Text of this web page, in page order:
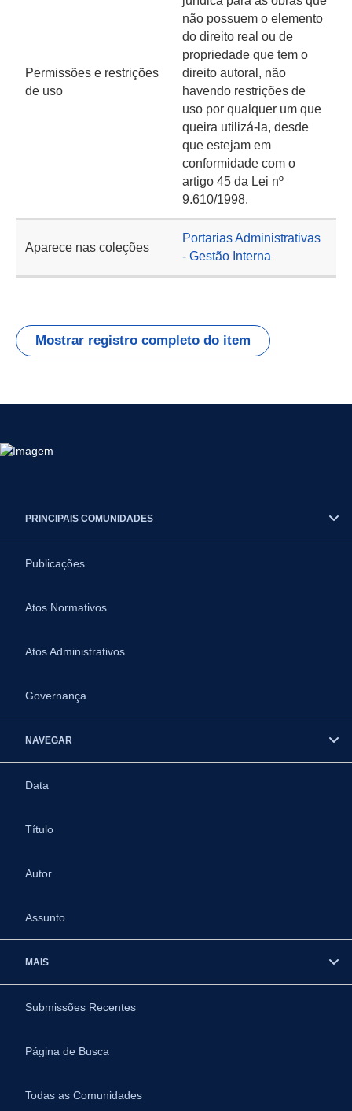
Permissões e restrições
de uso
não possuem o elemento
do direito real ou de
propriedade que tem o
direito autoral, não
havendo restrições de
uso por qualquer um que
queira utilizá-la, desde
que estejam em
conformidade com o
artigo 45 da Lei nº
9.610/1998.
Aparece nas coleções
Portarias Administrativas
- Gestão Interna
Mostrar registro completo do item
PRINCIPAIS COMUNIDADES
Publicações
Atos Normativos
Atos Administrativos
Governança
NAVEGAR
Data
Título
Autor
Assunto
MAIS
Submissões Recentes
Página de Busca
Todas as Comunidades